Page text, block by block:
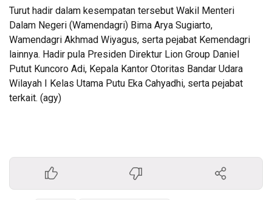
Turut hadir dalam kesempatan tersebut Wakil Menteri
Dalam Negeri (Wamendagri) Bima Arya Sugiarto,
Wamendagri Akhmad Wiyagus, serta pejabat Kemendagri
lainnya. Hadir pula Presiden Direktur Lion Group Daniel
Putut Kuncoro Adi, Kepala Kantor Otoritas Bandar Udara
Wilayah I Kelas Utama Putu Eka Cahyadhi, serta pejabat
terkait. (agy)